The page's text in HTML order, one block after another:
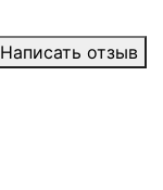
Написать отзыв